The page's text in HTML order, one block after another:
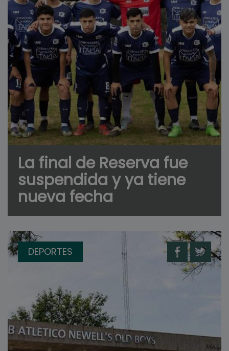
La final de Reserva fue
suspendida y ya tiene
nueva fecha
DEPORTES